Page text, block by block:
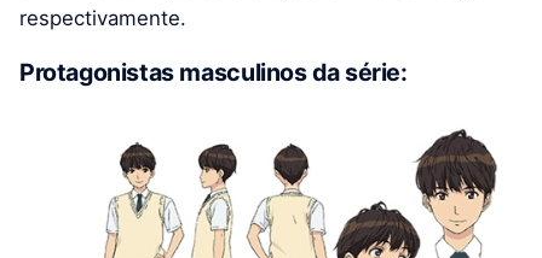
respectivamente.
Protagonistas masculinos da série: